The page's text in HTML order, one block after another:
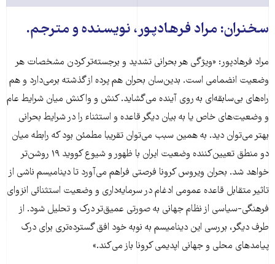
سخنران: مراد فرهادپور، نویسنده و مترجم.
مراد فرهادپور: «ویژگی هر بحرانی تشدید و برجسته‌تر کردن مشخصات هر
وضعیت انضمامی‌ است. بدین‌سان بحران هم پرده از گذشته برمی‌دارد و هم
راه‌های بی‌سابقه‌ای به‌ روی آینده می‌گشاید. کنش و واکنش میان شرایط عام
و وضعیت‌های خاص یا به بیان دیگر قاعده و استثناء را در شرایط بحرانی
بهتر می‌توان دید. به همین سبب می‌توان تقریبا مطمئن بود که رابطه میان
دو منطق تعیین‌کننده وضعیت ایران با ظهور و شیوع کووید ۱۹ روشن‌تر
خواهد شد. بحران ویروس کرونا فرصتی فراهم می‌آورد تا دینامیسم ناشی از
تاثیر متقابل قاعده عمومی ادغام در سرمایه‌داری و وضعیت استثنائی انزوای
فرهنگی-سیاسی از نظام جهانی به صورتی عمیق‌تر درک و تحلیل شود. از
طرف دیگر، بررسی این دینامیسم به نوبه خود افق گسترده‌تری برای درک
پیامدهای محلی و جهانی اپدیمی کرونا باز می‌کند.»